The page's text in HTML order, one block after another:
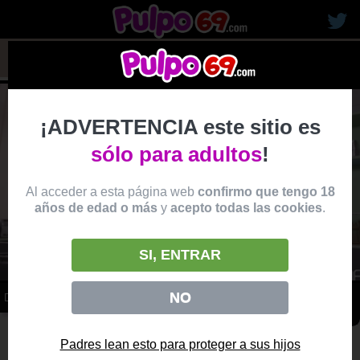
¡ADVERTENCIA este sitio es
sólo para adultos!
Al acceder a esta página web confirmo que tengo 18
años de edad o más y acepto todas las cookies.
NO
SI, ENTRAR
Padres lean esto para proteger a sus hijos
DOCTOR REVISA LA PROFUNDIDA DE SU OJETE A UNA PACIENTE
Producido por:PORNWORLD